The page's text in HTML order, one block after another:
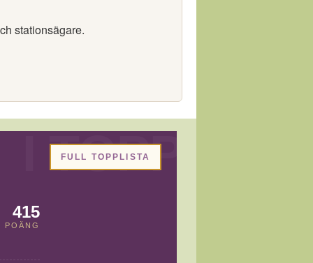
stationsägare.
415
POÄNG
FULL TOPPLISTA